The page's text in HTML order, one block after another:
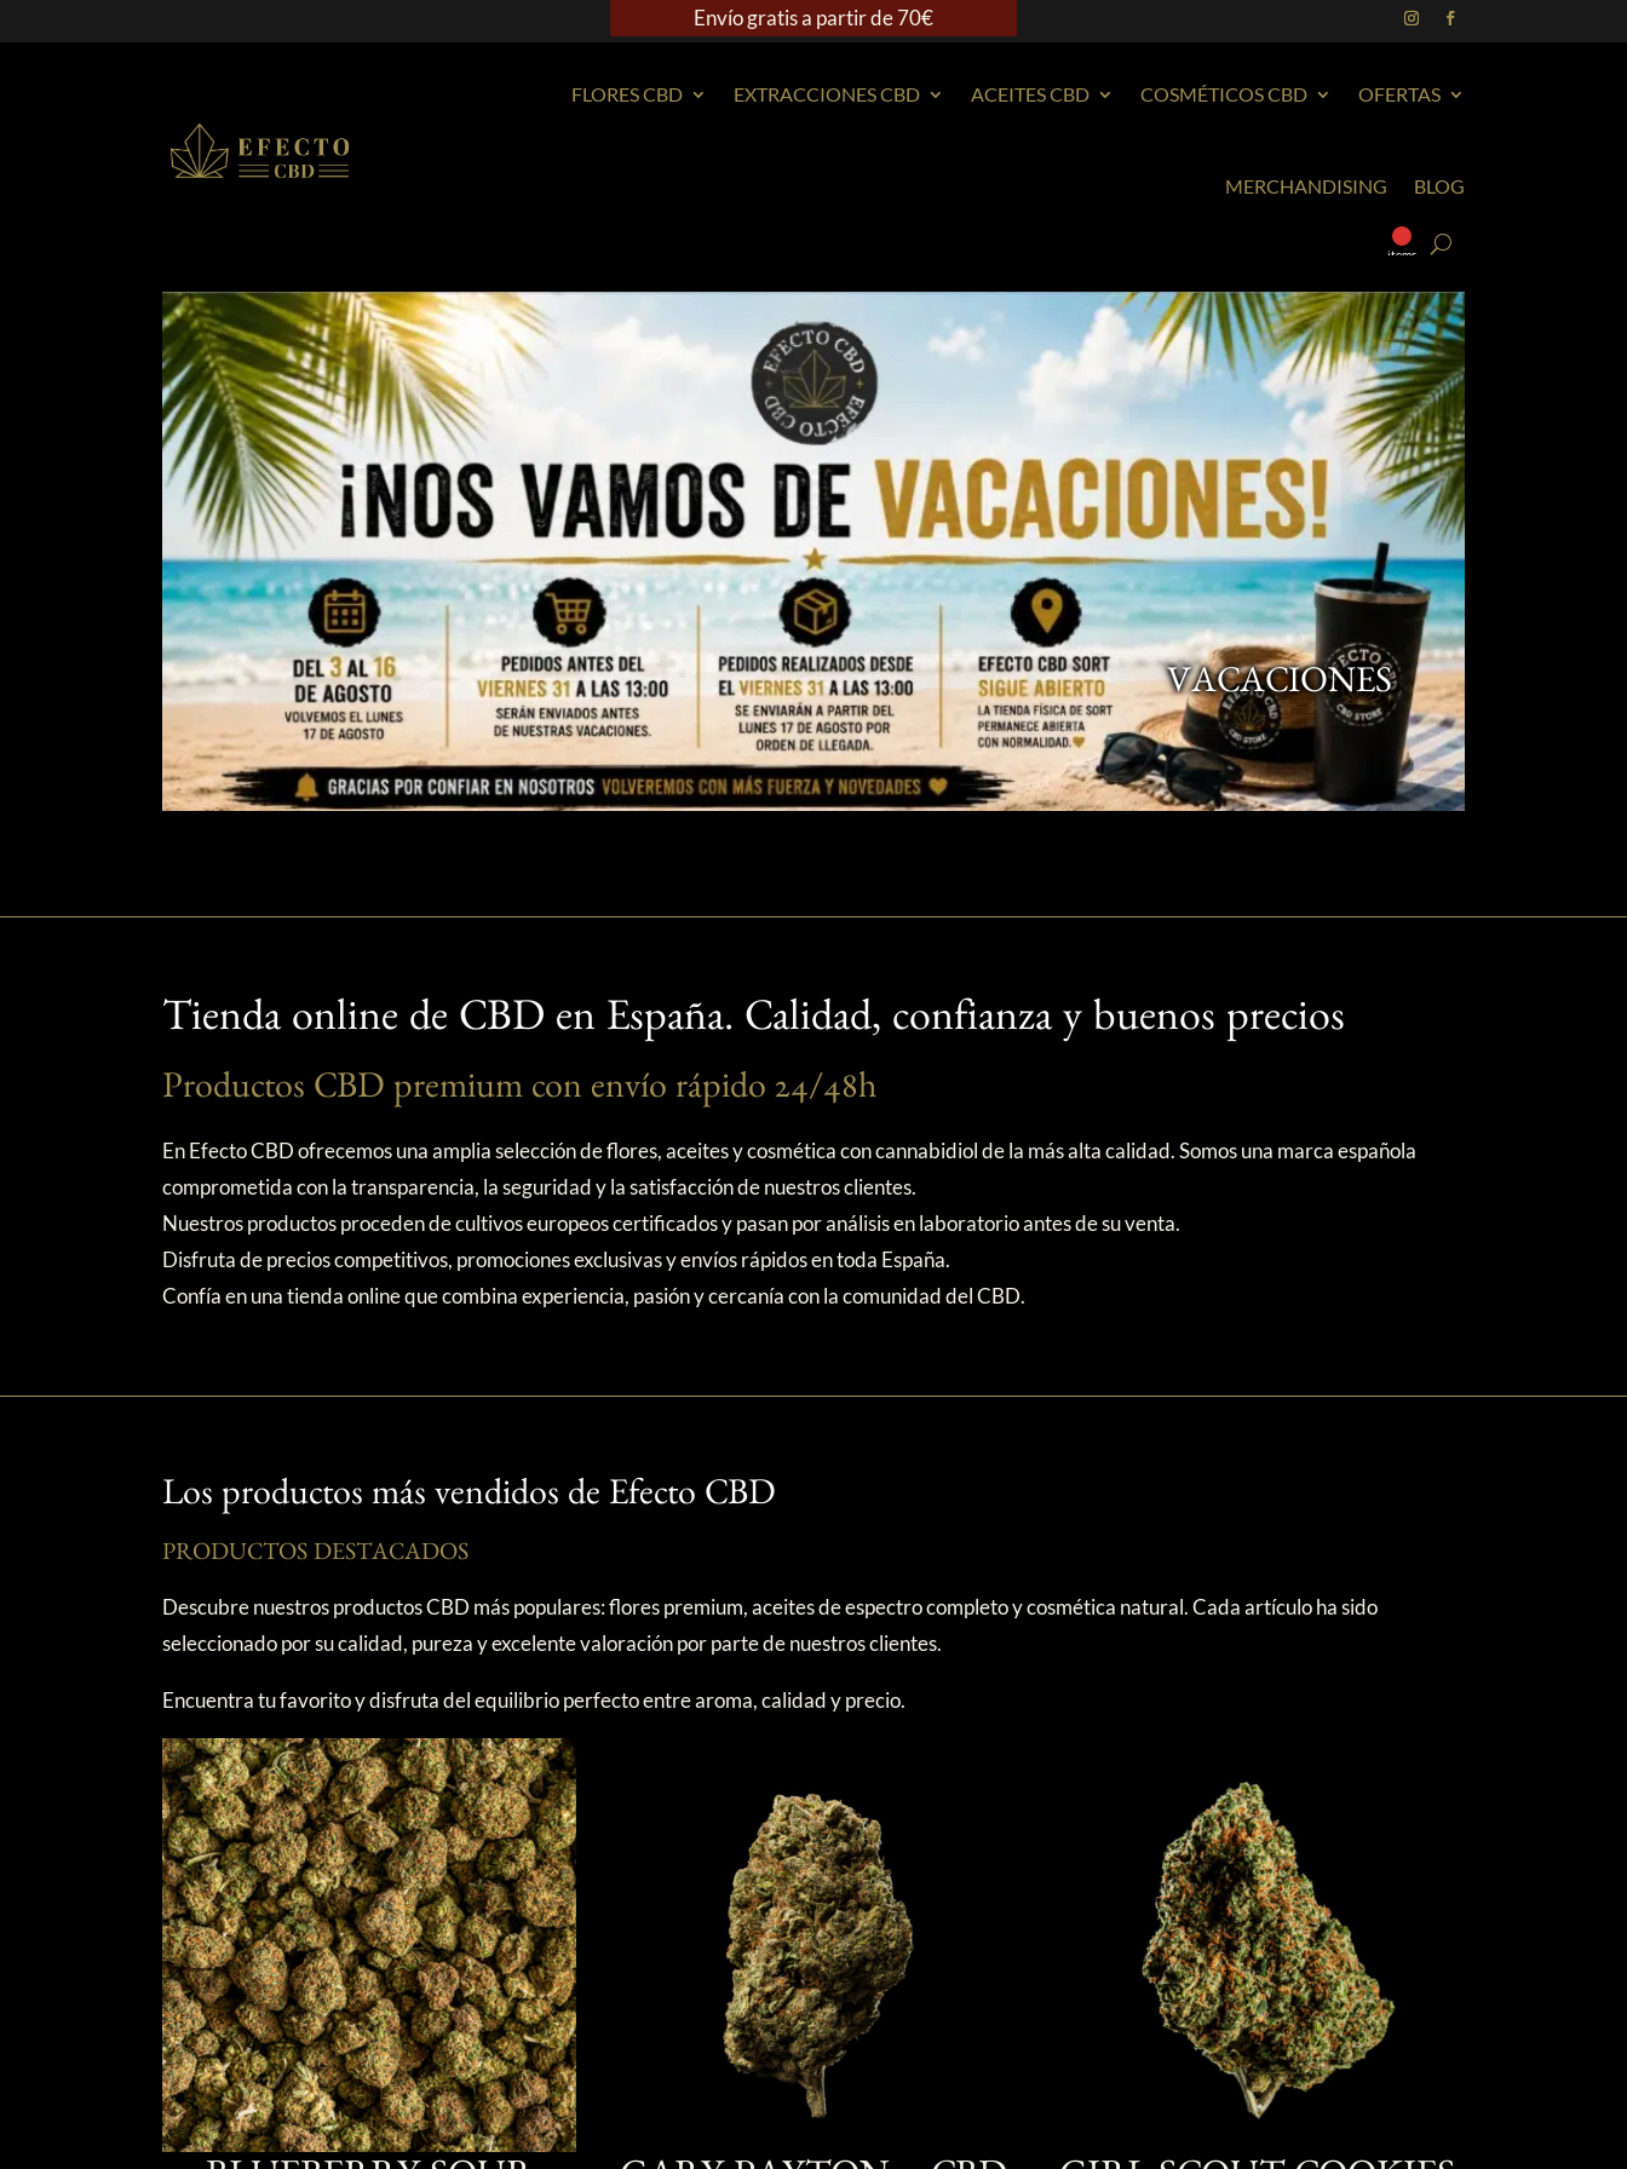
Envío gratis a partir de 70€
FLORES CBD EXTRACCIONES CBD ACEITES CBD COSMÉTICOS CBD OFERTAS
MERCHANDISING BLOG
items
VACACIONES
Tienda online de CBD en España. Calidad, confianza y buenos precios
Productos CBD premium con envío rápido 24/48h
En Efecto CBD ofrecemos una amplia selección de flores, aceites y cosmética con cannabidiol de la más alta calidad. Somos una marca española
comprometida con la transparencia, la seguridad y la satisfacción de nuestros clientes.
Nuestros productos proceden de cultivos europeos certificados y pasan por análisis en laboratorio antes de su venta.
Disfruta de precios competitivos, promociones exclusivas y envíos rápidos en toda España.
Confía en una tienda online que combina experiencia, pasión y cercanía con la comunidad del CBD.
Los productos más vendidos de Efecto CBD
PRODUCTOS DESTACADOS
Descubre nuestros productos CBD más populares: flores premium, aceites de espectro completo y cosmética natural. Cada artículo ha sido
seleccionado por su calidad, pureza y excelente valoración por parte de nuestros clientes.
Encuentra tu favorito y disfruta del equilibrio perfecto entre aroma, calidad y precio.